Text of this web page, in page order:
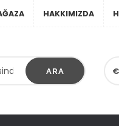
HAKKIMIZDA
ARA